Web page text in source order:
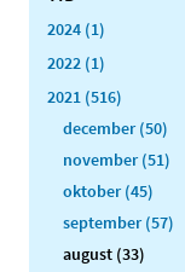
2024 (1)
2022 (1)
2021 (516)
december (50)
november (51)
oktober (45)
september (57)
august (33)